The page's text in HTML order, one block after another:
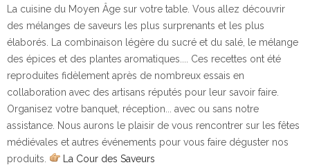
La cuisine du Moyen Âge sur votre table. Vous allez découvrir
des mélanges de saveurs les plus surprenants et les plus
élaborés. La combinaison légère du sucré et du salé, le mélange
des épices et des plantes aromatiques.... Ces recettes ont été
reproduites fidèlement après de nombreux essais en
collaboration avec des artisans réputés pour leur savoir faire.
Organisez votre banquet, réception... avec ou sans notre
assistance. Nous aurons le plaisir de vous rencontrer sur les fêtes
médiévales et autres événements pour vous faire déguster nos
produits.
La Cour des Saveurs